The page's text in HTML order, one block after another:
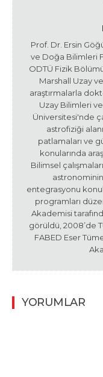
Prof. Dr. Ersin
ve Doğa Bilimleri
ODTÜ Fizik
Marshall Uzay
araştırmalarla
Uzay Bilimleri
Üniversitesi'nde
astrofiziği
patlamaları ve
konularında
Bilimsel
entegrasyonu
programları
Akademisi
görüldü, 2008’de
FABED Eser
YORUMLAR